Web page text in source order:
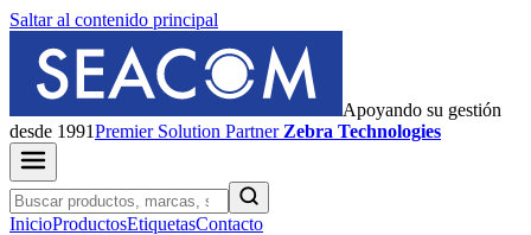
Saltar al contenido principal
Apoyando su gestión
desde 1991PremierSolution Partner Zebra Technologies
InicioProductosEtiquetasContacto